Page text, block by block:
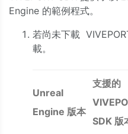
Engine 的範例程式。
若尚未下載
載。
Unreal
Engine 版本
支援的
SDK 版